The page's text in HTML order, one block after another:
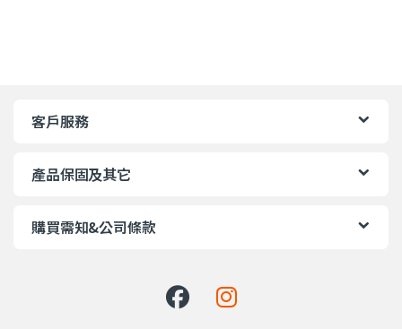
客戶服務
產品保固及其它
購買需知&公司條款